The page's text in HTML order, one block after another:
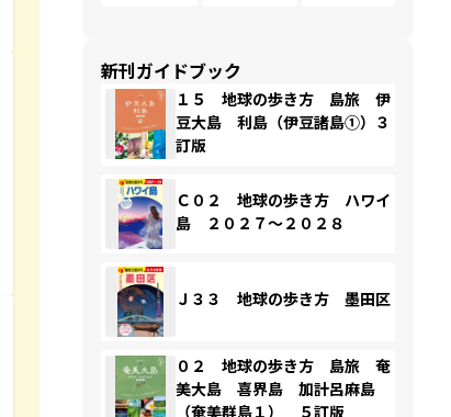
新刊ガイドブック
１５ 地球の歩き方 島旅 伊
豆大島 利島（伊豆諸島①）３
訂版
Ｃ０２ 地球の歩き方 ハワイ
島 ２０２７～２０２８
Ｊ３３ 地球の歩き方 墨田区
０２ 地球の歩き方 島旅 奄
美大島 喜界島 加計呂麻島
（奄美群島１） ５訂版